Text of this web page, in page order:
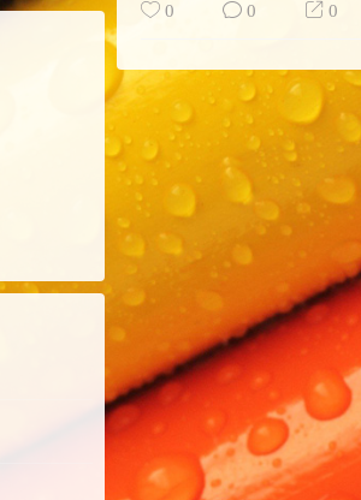
0 0 0